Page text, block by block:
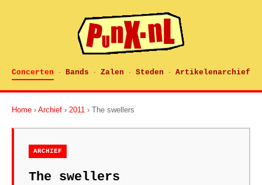
Concerten · Bands · Zalen · Steden · Artikelenarchief
Home › Archief › 2011 › The swellers
ARCHIEF
The swellers